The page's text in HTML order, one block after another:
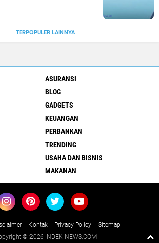
TERPOPULER LAINNYA
ASURANSI
BLOG
GADGETS
KEUANGAN
PERBANKAN
TRENDING
USAHA DAN BISNIS
MAKANAN
Kontak Privacy Policy
Sitemap
© 2026 INDEK-NEWS.COM